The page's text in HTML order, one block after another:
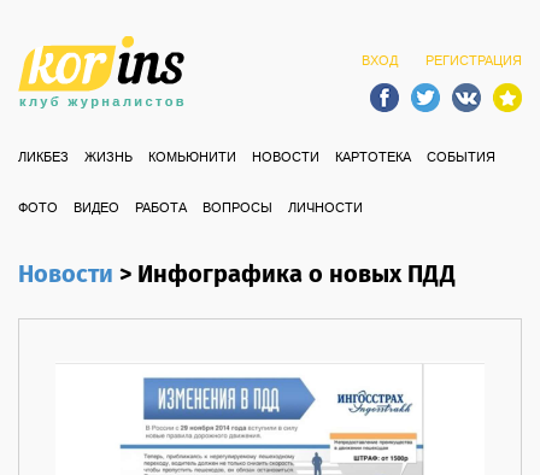
ВХОД РЕГИСТРАЦИЯ
ЛИКБЕЗ ЖИЗНЬ КОМЬЮНИТИ НОВОСТИ КАРТОТЕКА СОБЫТИЯ
ФОТО ВИДЕО РАБОТА ВОПРОСЫ ЛИЧНОСТИ
Новости>Инфографика о новых ПДД